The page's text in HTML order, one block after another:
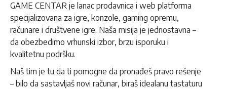
GAME CENTAR je lanac prodavnica i web platforma
specijalizovana za igre, konzole, gaming opremu,
računare i društvene igre. Naša misija je jednostavna –
da obezbedimo vrhunski izbor, brzu isporuku i
kvalitetnu podršku.
Naš tim je tu da ti pomogne da pronađeš pravo rešenje
– bilo da sastavljaš novi računar, biraš idealanu tastaturu